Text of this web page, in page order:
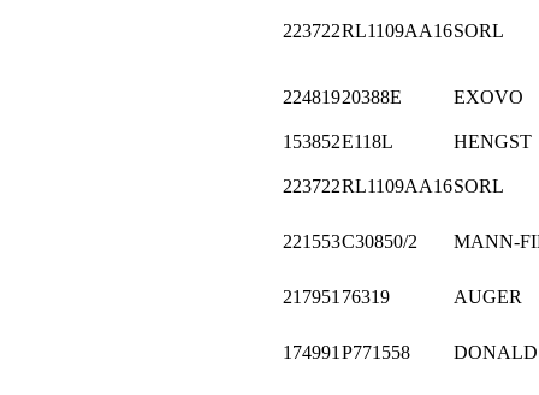
223722RL1109AA16SORL
22481920388E EXOVO
153852E118L HENGST
223722RL1109AA16SORL
221553C30850/2 MANN-
217951 76319 AUGER
174991 P771558